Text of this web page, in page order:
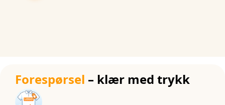
Forespørsel – klær med trykk